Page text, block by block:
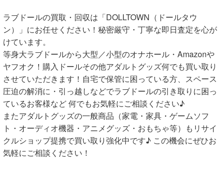
ラブドールの買取・回収は「DOLLTOWN（ドールタウ
ン）」にお任せください！秘密厳守・丁寧な即日査定を心が
けています。
等身大ラブドールから大型／小型のオナホール・Amazonや
ヤフオク！購入ドールその他アダルトグッズ何でも買い取り
させていただきます！自宅で保管に困っている方、スペース
圧迫の解消に・引っ越しなどでラブドールの引き取りに困っ
ているお客様など 何でもお気軽にご相談ください♪
またアダルトグッズの一般商品（家電・家具・ゲームソフ
ト・オーディオ機器・アニメグッズ・おもちゃ等）もリサイ
クルショップ提携で買い取り強化中です♪ この機会にぜひお
気軽にご相談ください！